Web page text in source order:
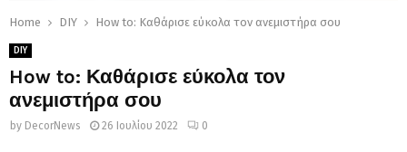
Home DIY How to: Καθάρισε εύκολα τον ανεμιστήρα σου
DIY
How to: Καθάρισε εύκολα τον
ανεμιστήρα σου
by DecorNews 26 Ιουλίου 2022 0